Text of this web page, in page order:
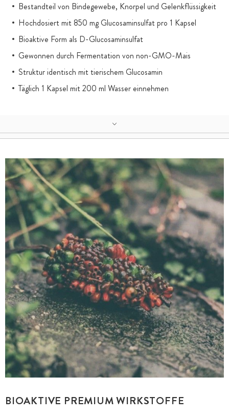
Bestandteil von Bindegewebe, Knorpel und Gelenkflüssigkeit
Hochdosiert mit 850 mg Glucosaminsulfat pro 1 Kapsel
Bioaktive Form als D-Glucosaminsulfat
Gewonnen durch Fermentation von non-GMO-Mais
Struktur identisch mit tierischem Glucosamin
Täglich 1 Kapsel mit 200 ml Wasser einnehmen
BIOAKTIVE PREMIUM WIRKSTOFFE